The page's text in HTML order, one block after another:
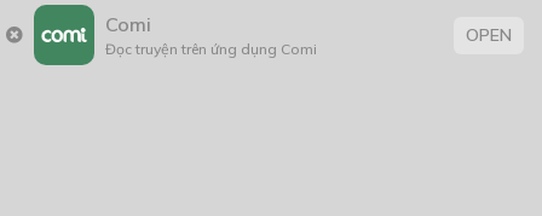
Comi
Đọc truyện trên ứng dụng Comi
OPEN